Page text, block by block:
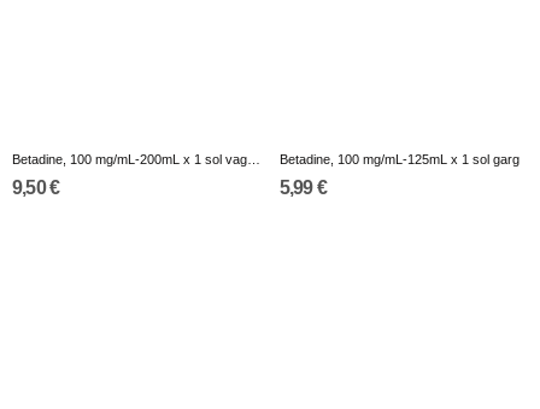
9,50 €
Betadine, 100 mg/mL-125mL x 1 sol garg
5,99 €